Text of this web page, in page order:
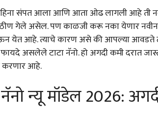
संपत आला आणि आता ओढ लागली आहे ती
गेले असेल. पण काळजी करू नका येणार
येत आहे. त्याचे कारण असे की आपल्या आवडते
असलेले टाटा नॅनो. हो अगदी कमी दरात
आहे.
नॅनो न्यू मॉडेल 2026: